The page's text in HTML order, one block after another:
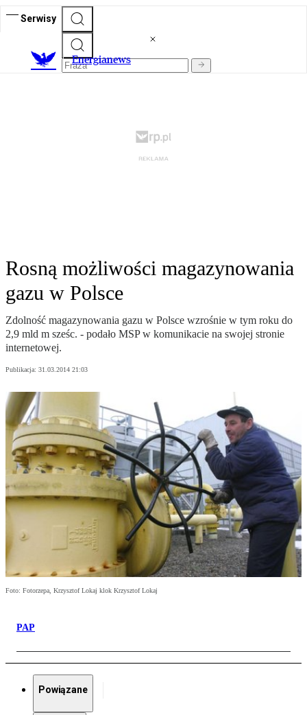
Serwisy
Energianews
Rosną możliwości magazynowania
gazu w Polsce
Zdolność magazynowania gazu w Polsce wzrośnie w tym roku do
2,9 mld m sześc. - podało MSP w komunikacie na swojej stronie
internetowej.
Publikacja: 31.03.2014 21:03
Foto: Fotorzepa, Krzysztof Lokaj klok Krzysztof Lokaj
PAP
Powiązane